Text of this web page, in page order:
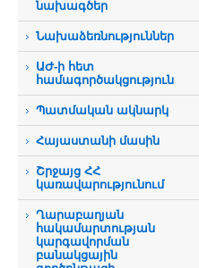
նախագծեր
Նախաձեռնություններ
ԱԺ-ի հետ
համագործակցություն
Պատմական ակնարկ
Հայաստանի մասին
Շրջայց ՀՀ
կառավարությունում
Ղարաբաղյան
հակամարտության
կարգավորման
բանակցային